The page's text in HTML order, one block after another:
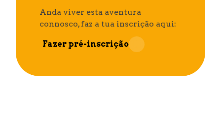
Anda viver esta aventura
connosco, faz a tua inscrição aqui:
Fazer pré-inscrição